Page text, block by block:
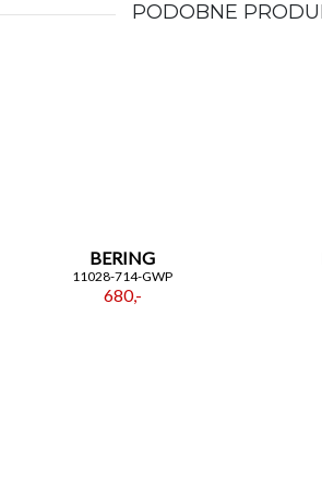
PODOBNE
BERING
11028-714-GWP
680,-